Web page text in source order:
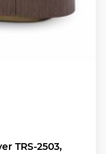
TRS-2503,